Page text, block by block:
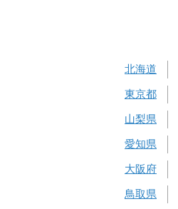
北海道
東京都
山梨県
愛知県
大阪府
鳥取県